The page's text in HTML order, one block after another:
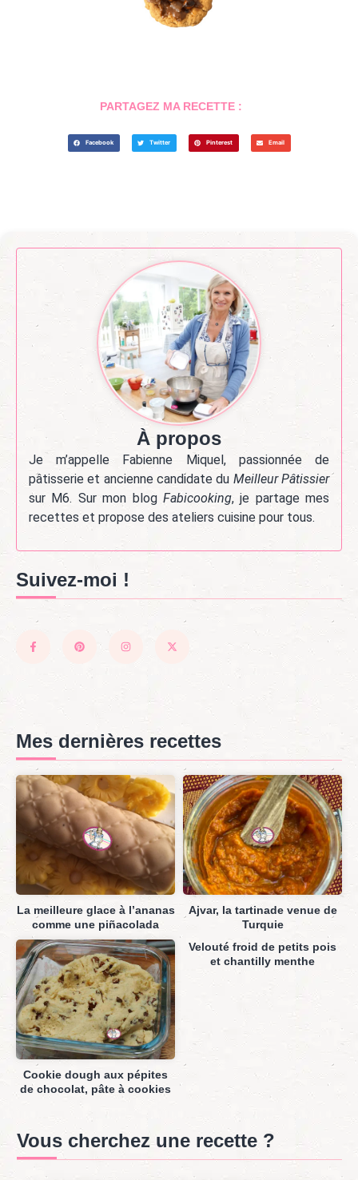
PARTAGEZ MA RECETTE :
Facebook Twitter Pinterest Email
À propos
Je m’appelle Fabienne Miquel, passionnée de
pâtisserie et ancienne candidate du Meilleur Pâtissier
sur M6. Sur mon blog Fabicooking, je partage mes
recettes et propose des ateliers cuisine pour tous.
Suivez-moi !
Mes dernières recettes
La meilleure glace à l’ananas
comme une piñacolada
Ajvar, la tartinade venue de
Turquie
Cookie dough aux pépites
de chocolat, pâte à cookies
Velouté froid de petits pois
et chantilly menthe
Vous cherchez une recette ?